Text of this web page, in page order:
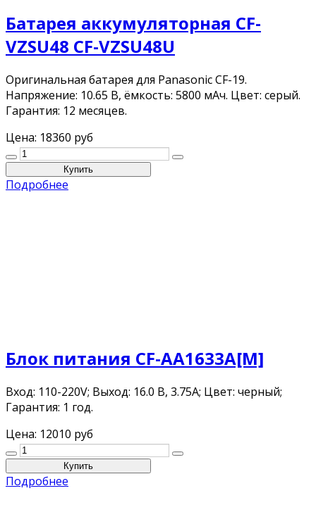
Батарея аккумуляторная CF-
VZSU48 CF-VZSU48U
Оригинальная батарея для Panasonic CF-19.
Напряжение: 10.65 В, ёмкость: 5800 мAч. Цвет: серый.
Гарантия: 12 месяцев.
Цена: 18360 руб
Подробнее
Блок питания CF-AA1633A[M]
Вход: 110-220V; Выход: 16.0 В, 3.75A; Цвет: черный;
Гарантия: 1 год.
Цена: 12010 руб
Подробнее